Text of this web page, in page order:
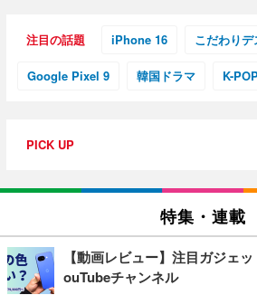
注目の話題 iPhone 16 こだわり
Google Pixel 9 韓国ドラマ K-
PICK UP
特集・連載
【動画レビュー】注目ガジェ
ouTubeチャンネル